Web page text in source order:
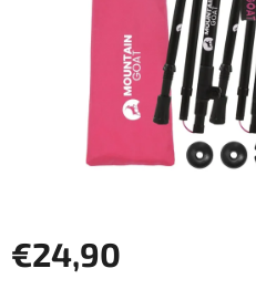
€24,90